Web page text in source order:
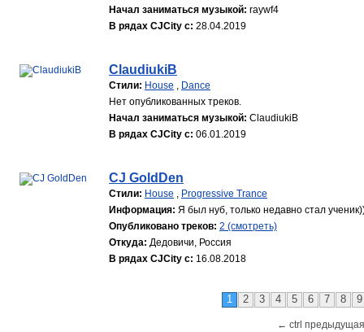
Начал заниматься музыкой: raywf4
В рядах CJCity с: 28.04.2019
ClaudiukiB
Стили: House , Dance
Нет опубликованных треков.
Начал заниматься музыкой: ClaudiukiB
В рядах CJCity с: 06.01.2019
CJ GoldDen
Стили: House , Progressive Trance
Информация: Я был нуб, только недавно стал
Опубликовано треков: 2 (смотреть)
Откуда: Дедовичи, Россия
В рядах CJCity с: 16.08.2018
1 2 3 4 5 6 7 8 9
← ctrl